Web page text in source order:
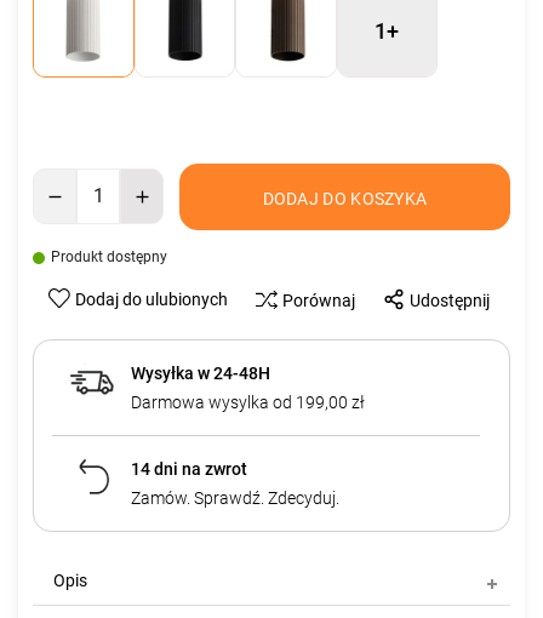
1+
DODAJ DO KOSZYKA
Produkt dostępny
Dodaj do ulubionych Porównaj Udostępnij
Wysyłka w 24-48H
Darmowa wysylka od 199,00 zł
14 dni na zwrot
Zamów. Sprawdź. Zdecyduj.
Opis